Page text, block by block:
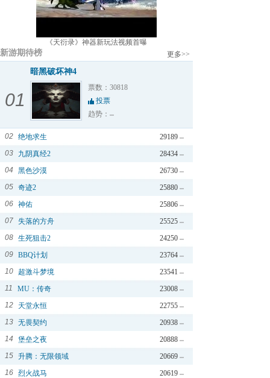
《天衍录》神器新玩法视频首曝
新游期待榜 更多>>
01
暗黑破坏神4
票数：30818
投票
趋势：
02 29189
绝地求生
03
28434
九阴真经2
04
26730
黑色沙漠
05
25880
奇迹2
06
25806
神佑
07
25525
失落的方舟
08
24250
生死狙击2
09
23764
BBQ计划
10
23541
超激斗梦境
11
23008
MU：传奇
12
22755
天堂永恒
13
20938
无畏契约
14
20888
堡垒之夜
15
20669
升腾：无限领域
16
20619
烈火战马